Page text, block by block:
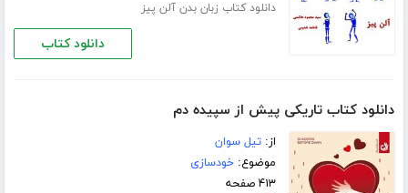
دانلود کتاب زبان بدن آلن پیز
دانلود کتاب
دانلود کتاب تاریکی پیش از سپیده دم
از:تیل سوان
موضوع:خودسازی
۴۱۳ صفحه